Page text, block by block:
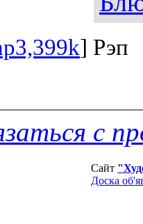
] Рэп
с
Сайт
Доска